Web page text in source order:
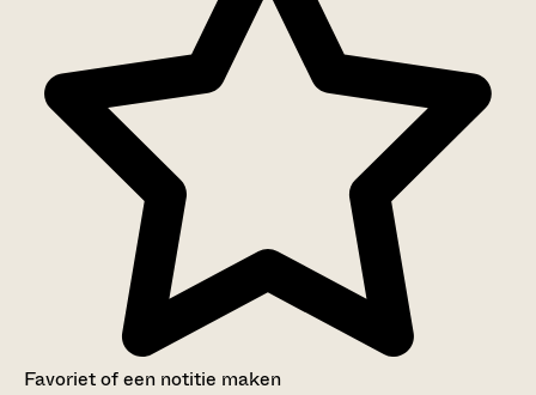
Favoriet of een notitie maken